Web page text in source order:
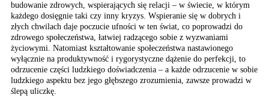
budowanie zdrowych, wspierających się relacji – w świecie, w którym
każdego dosięgnie taki czy inny kryzys. Wspieranie się w dobrych i
złych chwilach daje poczucie ufności w ten świat, co poprowadzi do
zdrowego społeczeństwa, łatwiej radzącego sobie z wyzwaniami
życiowymi. Natomiast kształtowanie społeczeństwa nastawionego
wyłącznie na produktywność i rygorystyczne dążenie do perfekcji, to
odrzucenie części ludzkiego doświadczenia – a każde odrzucenie w sobie
ludzkiego aspektu bez jego głębszego zrozumienia, zawsze prowadzi w
ślepą uliczkę.